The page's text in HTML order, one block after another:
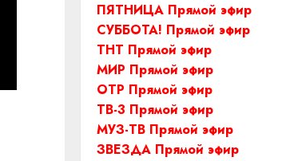
ПЯТНИЦА Прямой эфир
СУББОТА! Прямой эфир
ТНТ Прямой эфир
МИР Прямой эфир
ОТР Прямой эфир
ТВ-3 Прямой эфир
МУЗ-ТВ Прямой эфир
ЗВЕЗДА Прямой эфир